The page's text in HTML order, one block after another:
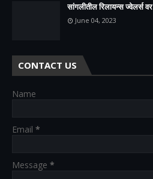
सांगलीतील रिलायन्स ज्वेलर्स
June 04, 2023
CONTACT US
Name
Email *
Message *